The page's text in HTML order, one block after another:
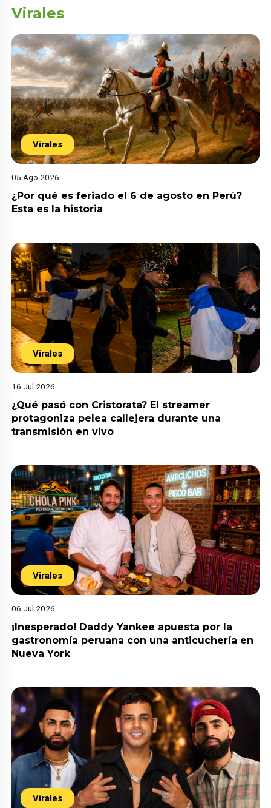
Virales
Virales
05 Ago 2026
¿Por qué es feriado el 6 de agosto en Perú?
Esta es la historia
Virales
16 Jul 2026
¿Qué pasó con Cristorata? El streamer
protagoniza pelea callejera durante una
transmisión en vivo
Virales
06 Jul 2026
¡Inesperado! Daddy Yankee apuesta por la
gastronomía peruana con una anticuchería en
Nueva York
Virales